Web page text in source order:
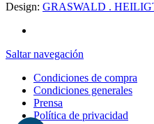
Design: GRASWALD .
Saltar navegación
Condiciones de compra
Condiciones generales
Prensa
Política de privacidad